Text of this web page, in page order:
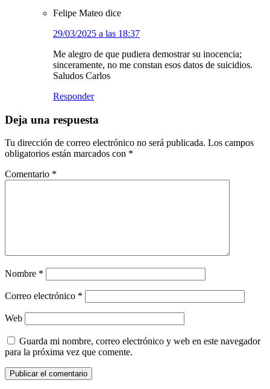
Felipe Mateo dice
29/03/2025 a las 18:37
Me alegro de que pudiera demostrar su inocencia;
sinceramente, no me constan esos datos de suicidios.
Saludos Carlos
Responder
Deja una respuesta
Tu dirección de correo electrónico no será publicada. Los campos
obligatorios están marcados con *
Comentario *
Nombre *
Correo electrónico *
Web
Guarda mi nombre, correo electrónico y web en este navegador
para la próxima vez que comente.